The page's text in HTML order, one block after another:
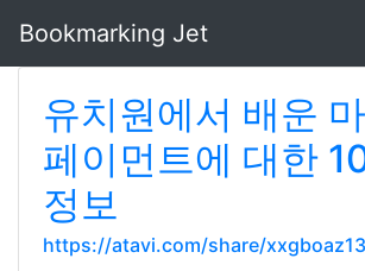
Bookmarking Jet
유치원에서 배운
페이먼트에 대한
정보
https://atavi.com/share/